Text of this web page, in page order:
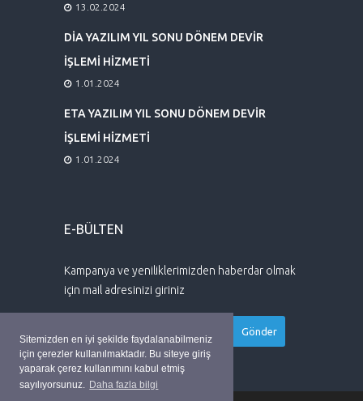
Sitemizden en iyi şekilde faydalanabilmeniz
için çerezler kullanılmaktadır. Bu siteye giriş
yaparak çerez kullanımını kabul etmiş
sayılıyorsunuz. Daha fazla bilgi
13.02.2024
DİA YAZILIM YIL SONU DÖNEM DEVİR
İŞLEMİ HİZMETİ
1.01.2024
ETA YAZILIM YIL SONU DÖNEM DEVİR
İŞLEMİ HİZMETİ
1.01.2024
E-BÜLTEN
Kampanya ve yeniliklerimizden haberdar olmak
için mail adresinizi giriniz